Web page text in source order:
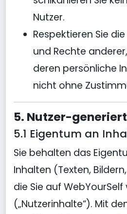
Nutzer.
Respektieren Sie
und Rechte
deren persönliche
nicht ohne
5. Nutzer-
5.1 Eigentum an
Sie behalten das
Inhalten (Texten,
die Sie auf
(„Nutzerinhalte“). Mit